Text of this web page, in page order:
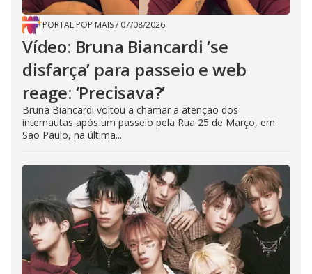
PORTAL POP MAIS/ 07/08/2026
Vídeo: Bruna Biancardi ‘se
disfarça’ para passeio e web
reage: ‘Precisava?’
Bruna Biancardi voltou a chamar a atenção dos
internautas após um passeio pela Rua 25 de Março, em
São Paulo, na última...